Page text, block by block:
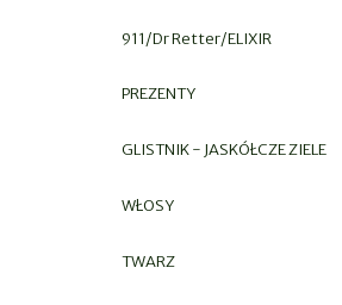
911/Dr Retter/ELIXIR
PREZENTY
GLISTNIK - JASKÓŁCZE ZIELE
WŁOSY
TWARZ